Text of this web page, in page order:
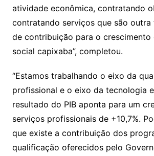
atividade econômica, contratando
contratando serviços que são
de contribuição para o crescimento
social capixaba”, completou.
“Estamos trabalhando o eixo da
profissional e o eixo da tecnologia
resultado do PIB aponta para um
serviços profissionais de +10,7%.
que existe a contribuição dos
qualificação oferecidos pelo